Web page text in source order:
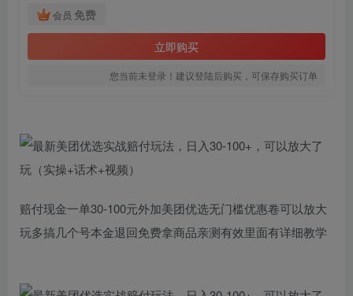
会员 免费
立即购买
您当前未登录！建议登陆后购买，可保存购买订单
赔付现金一单30-100元外加美团优选无门槛优惠卷可以放大
玩多搞几个号本金退回免费拿商品亲测有效里面有详细教学